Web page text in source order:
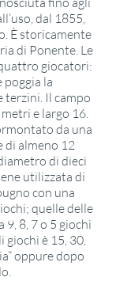
dal 1855,
È storicamente
di Ponente. Le
giocatori:
poggia la
terzini. Il campo
e largo 16.
da una
di almeno 12
di dieci
utilizzata di
con una
quelle delle
8, 7 o 5 giochi
giochi è 15, 30,
oppure dopo